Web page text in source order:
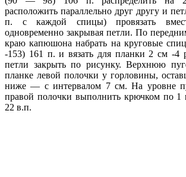
расположить параллельно друг другу и
п. с каждой спицы) провязать
одновременно закрывая петли. По
краю капюшона набрать на круговые
-153) 161 п. и вязать для планки 2 см -4
петли закрыть по рисунку. Верхнюю
планке левой полочки у горловины,
ниже — с интервалом 7 см. На уровне
правой полочки выполнить крючком по 1
22 в.п.